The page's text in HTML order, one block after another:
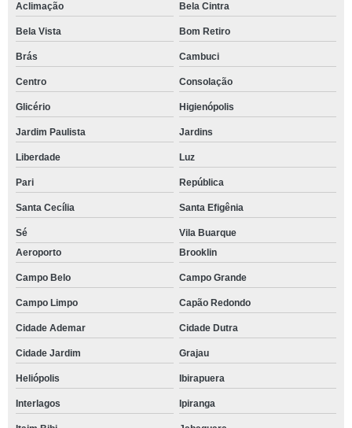
Aclimação Bela Cintra
Bela Vista Bom Retiro
Brás Cambuci
Centro Consolação
Glicério Higienópolis
Jardim Paulista Jardins
Liberdade Luz
Pari República
Santa Cecília Santa Efigênia
Sé
Vila Buarque
Aeroporto
Brooklin
Campo Belo Campo Grande
Campo Limpo Capão Redondo
Cidade Ademar Cidade Dutra
Cidade Jardim Grajau
Heliópolis Ibirapuera
Interlagos Ipiranga